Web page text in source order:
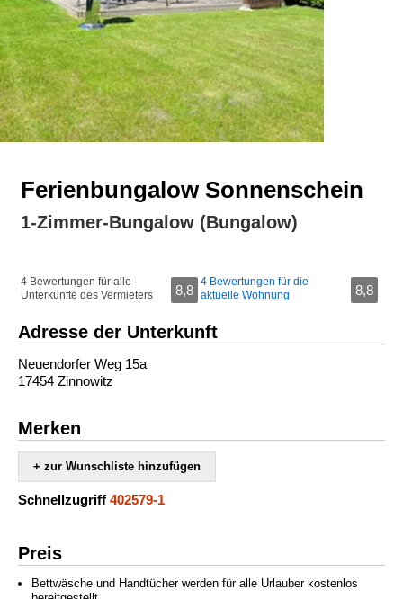
Ferienbungalow Sonnenschein
1-Zimmer-Bungalow (Bungalow)
4 Bewertungen für alle
Unterkünfte des Vermieters
8,8
4 Bewertungen für die
aktuelle Wohnung
8,8
Adresse der Unterkunft
Neuendorfer Weg 15a
17454 Zinnowitz
Merken
+ zur Wunschliste hinzufügen
Schnellzugriff 402579-1
Preis
Bettwäsche und Handtücher werden für alle Urlauber kostenlos